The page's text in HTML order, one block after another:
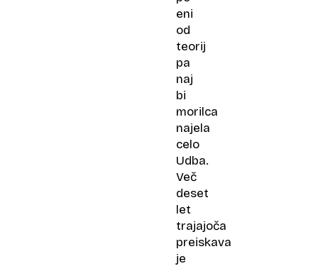
eni
od
teorij
pa
naj
bi
morilca
najela
celo
Udba.
Več
deset
let
trajajoča
preiskava
je